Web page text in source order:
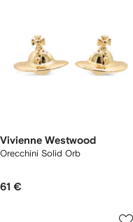
Vivienne Westwood
Orecchini Solid Orb
61 €